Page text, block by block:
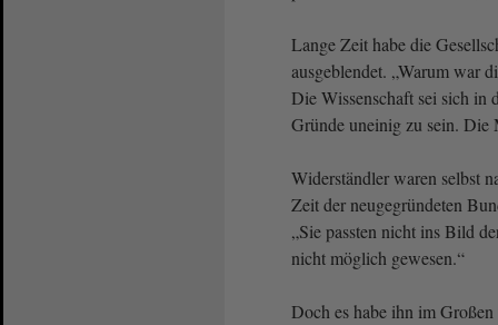
Lange Zeit habe die
ausgeblendet. „Warum war
Die Wissenschaft sei sich in
Gründe uneinig zu sein. Die
Widerständler waren selbst
Zeit der neugegründeten
„Sie passten nicht ins Bild
nicht möglich gewesen.“
Doch es habe ihn im